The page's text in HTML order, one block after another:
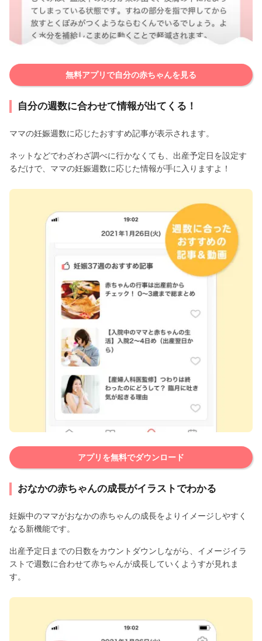
無料アプリで自分の赤ちゃんを見る
自分の週数に合わせて情報が出てくる！
ママの妊娠週数に応じたおすすめ記事が表示されます。
ネットなどでわざわざ調べに行かなくても、出産予定日を設定す
るだけで、ママの妊娠週数に応じた情報が手に入りますよ！
アプリを無料でダウンロード
おなかの赤ちゃんの成長がイラストでわかる
妊娠中のママがおなかの赤ちゃんの成長をよりイメージしやすく
なる新機能です。
出産予定日までの日数をカウントダウンしながら、イメージイラ
ストで週数に合わせて赤ちゃんが成長していくようすが見れま
す。